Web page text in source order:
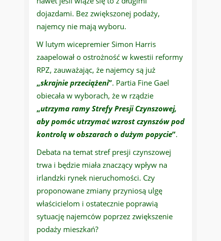
dojazdami. Bez zwiększonej podaży,
najemcy nie mają wyboru.
W lutym wicepremier Simon Harris
zaapelował o ostrożność w kwestii reformy
RPZ, zauważając, że najemcy są już
„skrajnie przeciążeni”. Partia Fine Gael
obiecała w wyborach, że w rządzie
„utrzyma ramy Strefy Presji Czynszowej,
aby pomóc utrzymać wzrost czynszów pod
kontrolą w obszarach o dużym popycie”.
Debata na temat stref presji czynszowej
trwa i będzie miała znaczący wpływ na
irlandzki rynek nieruchomości. Czy
proponowane zmiany przyniosą ulgę
właścicielom i ostatecznie poprawią
sytuację najemców poprzez zwiększenie
podaży mieszkań?